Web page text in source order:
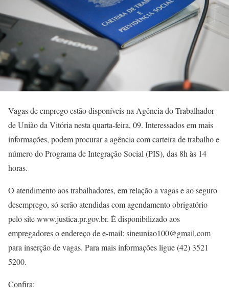
Vagas de emprego estão disponíveis na Agência do Trabalhador
de União da Vitória nesta quarta-feira, 09. Interessados em mais
informações, podem procurar a agência com carteira de trabalho e
número do Programa de Integração Social (PIS), das 8h às 14
horas.
O atendimento aos trabalhadores, em relação a vagas e ao seguro
desemprego, só serão atendidas com agendamento obrigatório
pelo site www.justica.pr.gov.br. É disponibilizado aos
empregadores o endereço de e-mail: sineuniao100@gmail.com
para inserção de vagas. Para mais informações ligue (42) 3521
5200.
Confira: